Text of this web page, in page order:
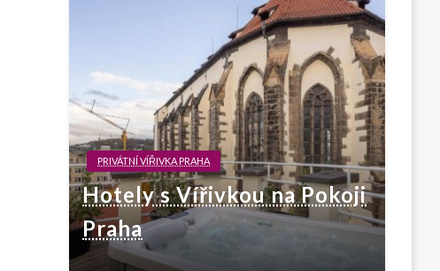
PRIVÁTNÍ VÍŘIVKA PRAHA
Hotely s Vířivkou na Pokoji
Praha